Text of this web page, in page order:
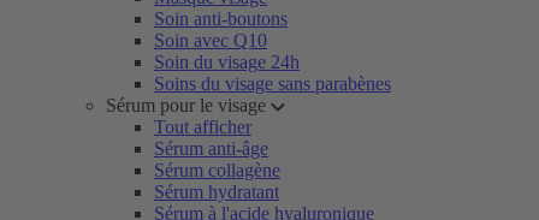
Soin anti-boutons
Soin avec Q10
Soin du visage 24h
Soins du visage sans parabènes
Sérum pour le visage
Tout afficher
Sérum anti-âge
Sérum collagène
Sérum hydratant
Sérum à l'acide hyaluronique